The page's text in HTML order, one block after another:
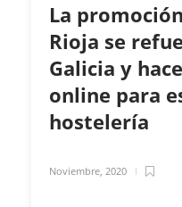
La
Rioja se
Galicia y
online para
hostelería
Noviembre, 2020